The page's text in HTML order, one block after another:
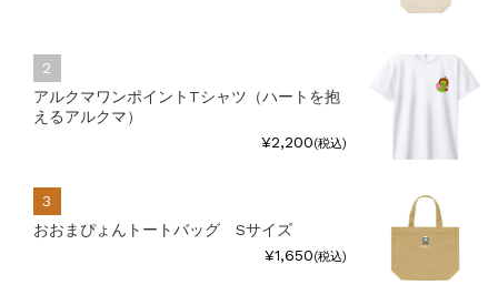
アルクマワンポイントTシャツ（ハートを抱
えるアルクマ）
¥2,200(税込)
おおまぴょんトートバッグ Sサイズ
¥1,650(税込)